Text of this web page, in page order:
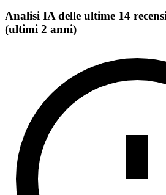
Analisi IA delle ultime 14
(ultimi 2 anni)